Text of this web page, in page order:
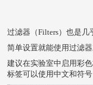
过滤器（Filters）也是
简单设置就能使用过滤
建议在实验室中启用彩
标签可以使用中文和符